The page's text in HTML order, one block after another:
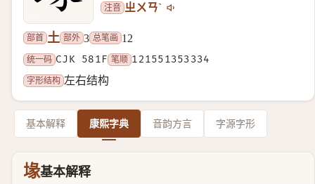
注音 ㄓㄨㄢˋ
部首 土 部外 3 总笔画 12
统一码 CJK 581F 笔顺 121551353334
字形结构 左右结构
基本解释 康熙字典 音韵方言 字源字形
堟基本解释